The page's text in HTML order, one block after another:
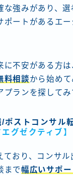
な強みがあり、
ポートがあるエ
不安がある方は
料相談から始め
ランを探してみ
ポストコンサル
エグゼクティブ 】
ており、コンサ
まで幅広いサポー